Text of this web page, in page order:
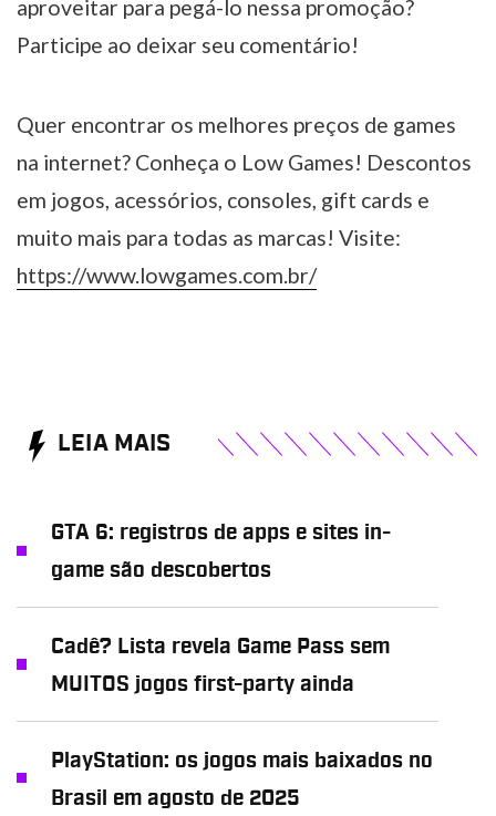
aproveitar para pegá-lo nessa promoção?
Participe ao deixar seu comentário!
Quer encontrar os melhores preços de games
na internet? Conheça o Low Games! Descontos
em jogos, acessórios, consoles, gift cards e
muito mais para todas as marcas! Visite:
https://www.lowgames.com.br/
LEIA MAIS
GTA 6: registros de apps e sites in-
game são descobertos
Cadê? Lista revela Game Pass sem
MUITOS jogos first-party ainda
PlayStation: os jogos mais baixados no
Brasil em agosto de 2025